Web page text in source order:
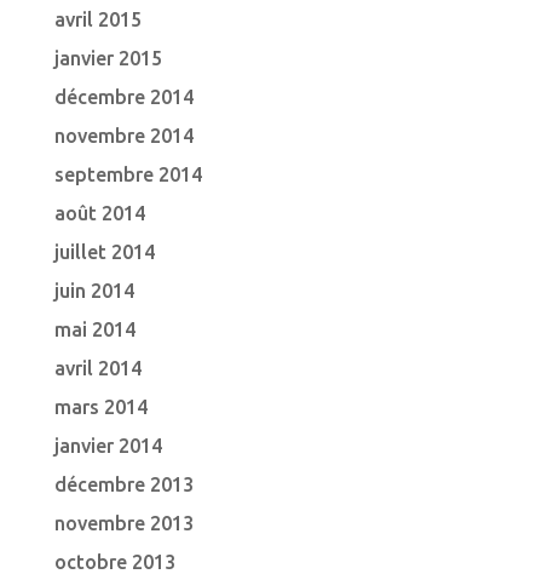
avril 2015
janvier 2015
décembre 2014
novembre 2014
septembre 2014
août 2014
juillet 2014
juin 2014
mai 2014
avril 2014
mars 2014
janvier 2014
décembre 2013
novembre 2013
octobre 2013